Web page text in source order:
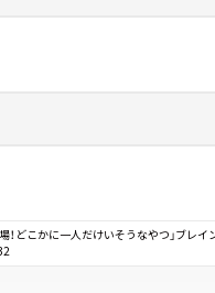
場！どこかに一人だけいそうなやつ」ブレ